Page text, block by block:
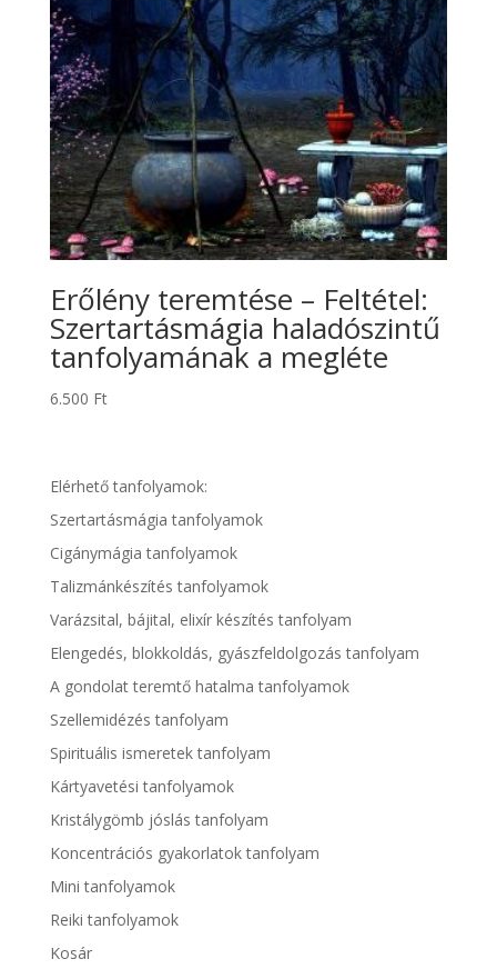
Erőlény teremtése – Feltétel:
Szertartásmágia haladószintű
tanfolyamának a megléte
6.500 Ft
Elérhető tanfolyamok:
Szertartásmágia tanfolyamok
Cigánymágia tanfolyamok
Talizmánkészítés tanfolyamok
Varázsital, bájital, elixír készítés tanfolyam
Elengedés, blokkoldás, gyászfeldolgozás tanfolyam
A gondolat teremtő hatalma tanfolyamok
Szellemidézés tanfolyam
Spirituális ismeretek tanfolyam
Kártyavetési tanfolyamok
Kristálygömb jóslás tanfolyam
Koncentrációs gyakorlatok tanfolyam
Mini tanfolyamok
Reiki tanfolyamok
Kosár